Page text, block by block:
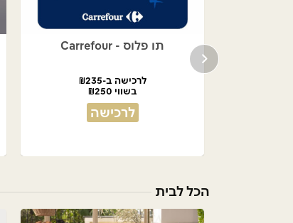
תו פלוס - Carrefour
לרכישה ב-₪235
בשווי ₪250
לרכישה
הכל לבית